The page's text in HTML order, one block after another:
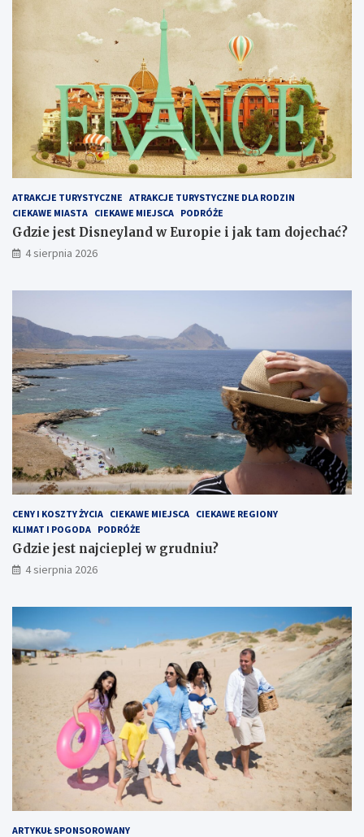
ATRAKCJE TURYSTYCZNE ATRAKCJE TURYSTYCZNE DLA RODZIN
CIEKAWE MIASTA CIEKAWE MIEJSCA PODRÓŻE
Gdzie jest Disneyland w Europie i jak tam dojechać?
4 sierpnia 2026
CENY I KOSZTY ŻYCIA CIEKAWE MIEJSCA CIEKAWE REGIONY
KLIMAT I POGODA PODRÓŻE
Gdzie jest najcieplej w grudniu?
4 sierpnia 2026
ARTYKUŁ SPONSOROWANY